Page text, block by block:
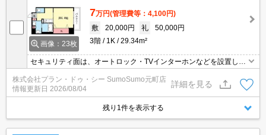
画像：23枚
7万円(管理費等：4,100円)
敷
20,000円 礼
50,000円
3階
1K 29.34m²
セキュリティ面は、オートロック・TVインターホンなどを設置して
いるので安全面でも優れております。室内設備は洗面所独立・浴室
乾燥機など豊富に揃っており、過ごしやすいお部屋になっておりま
す。共用部には宅配ボックスを設置しているため、対面で荷物を受
け取る必要がなくなります。こちらのマンションは礼金不要です。
株式会社プラン・ドゥ・シー SumoSumo元町店
情報更新日 2026/08/04
詳細を見る
残り1件を表示する